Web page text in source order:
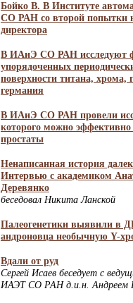
Бойко В. В Институте
СО РАН со второй попытки
директора
В ИАиЭ СО РАН исследуют
упорядоченных
поверхности титана,
германия
В ИАиЭ СО РАН провели
которого можно эффективно
простаты
Ненаписанная история
Интервью с академиком
Деревянко
беседовал Никита Ланской
Палеогенетики выявили в
андроновца необычную Y-
Вдали от руд
Сергей Исаев беседует с
ИАЭТ СО РАН д.и.н. Андреем